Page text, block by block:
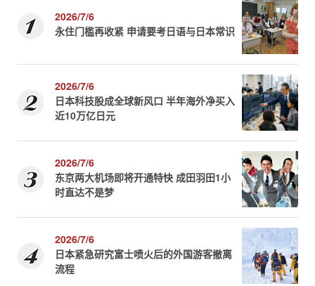
2026/7/6
永住门槛再收紧 申请要考日语与日本常识
2026/7/6
日本科技股成全球新风口 半年海外净买入
近10万亿日元
2026/7/6
东京两大机场即将开通特快 成田羽田1小
时直达不是梦
2026/7/6
日本紧急研究富士喷火后的外国游客撤离
流程